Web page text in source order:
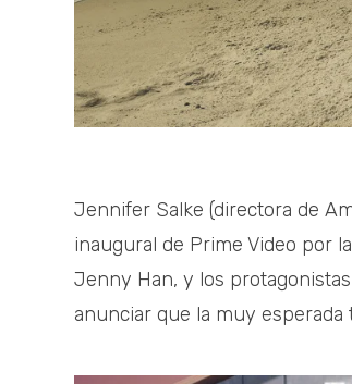
Jennifer Salke (directora de
inaugural de Prime Video por
Jenny Han, y los
anunciar que la muy